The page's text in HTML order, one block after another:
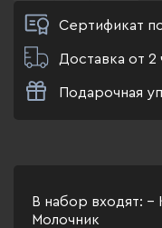
Сертификат
Доставка от 2
Подарочная
В набор входят:
Молочник